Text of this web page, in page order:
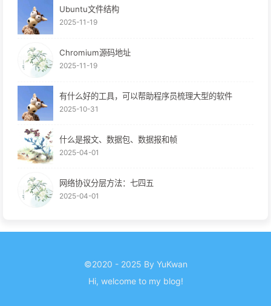
Ubuntu文件结构
2025-11-19
Chromium源码地址
2025-11-19
有什么好的工具，可以帮助程序员梳理大型的软件
2025-10-31
什么是报文、数据包、数据报和帧
2025-04-01
网络协议分层方法：七四五
2025-04-01
©2020 - 2025 By YuKwan
Hi, welcome to my blog!